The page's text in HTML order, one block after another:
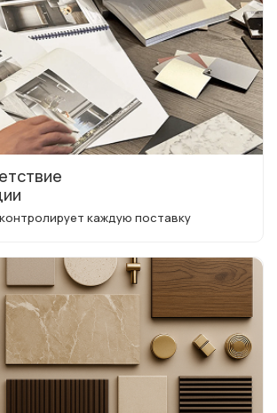
каждую поставку